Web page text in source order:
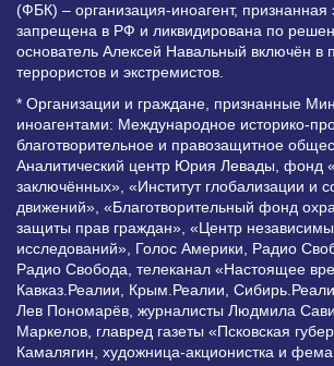
(ФБК) – организация-иноагент, признанная
запрещена в РФ и ликвидирована по
основатель Алексей Навальный включён в
террористов и экстремистов.
* Организации и граждане, признанные
иноагентами: Международное историко-
благотворительное и правозащитное
Аналитический центр Юрия Левады, фонд
заключённых», «Институт глобализации и
движений», «Благотворительный фонд
защиты прав граждан», «Центр
исследований», Голос Америки, Радио
Радио Свобода, телеканал «Настоящее
Кавказ.Реалии, Крым.Реалии,
Лев Пономарёв, журналисты Людмила
Маркелов, главред газеты «Псковская
Камалягин, художница-акционистка и